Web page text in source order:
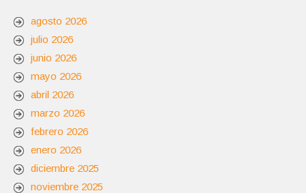
agosto 2026
julio 2026
junio 2026
mayo 2026
abril 2026
marzo 2026
febrero 2026
enero 2026
diciembre 2025
noviembre 2025